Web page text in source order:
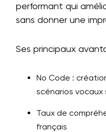
performant qui
sans donner une
Ses principaux
No Code :
scénarios
Taux de
français